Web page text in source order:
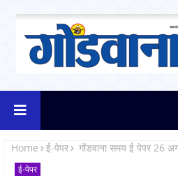
Home ई-पेपर गोंडवाना समय ई पेपर 26
ई-पेपर